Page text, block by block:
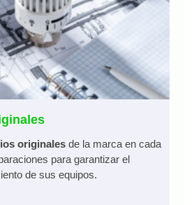
originales de la marca en cada
para garantizar el
de sus equipos.